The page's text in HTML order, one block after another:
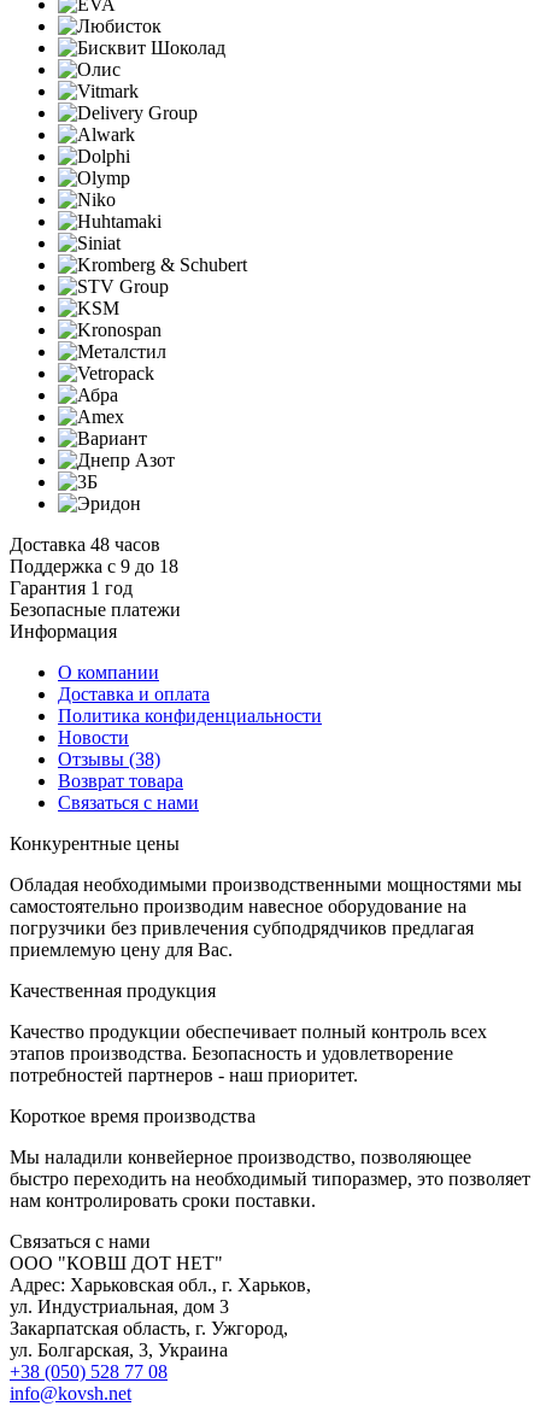
Доставка 48 часов
Поддержка с 9 до 18
Гарантия 1 год
Безопасные платежи
Информация
О компании
Доставка и оплата
Политика конфиденциальности
Новости
Отзывы (38)
Возврат товара
Связаться с нами
Конкурентные цены
Обладая необходимыми производственными мощностями мы
самостоятельно производим навесное оборудование на
погрузчики без привлечения субподрядчиков предлагая
приемлемую цену для Вас.
Качественная продукция
Качество продукции обеспечивает полный контроль всех
этапов производства. Безопасность и удовлетворение
потребностей партнеров - наш приоритет.
Короткое время производства
Мы наладили конвейерное производство, позволяющее
быстро переходить на необходимый типоразмер, это позволяет
нам контролировать сроки поставки.
Связаться с нами
ООО "КОВШ ДОТ НЕТ"
Адрес: Харьковская обл., г. Харьков,
ул. Индустриальная, дом 3
Закарпатская область, г. Ужгород,
ул. Болгарская, 3, Украина
+38 (050) 528 77 08
info@kovsh.net